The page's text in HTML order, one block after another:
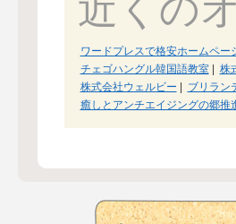
近くの
ワードプレスで格安ホームペー
チェゴハングル韓国語教室| 株
株式会社ウェルビー
ブリラン
癒しとアンチエイジングの郷推